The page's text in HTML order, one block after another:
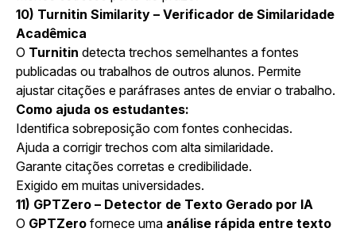
10) Turnitin Similarity – Verificador de Similaridade
Acadêmica
O Turnitin detecta trechos semelhantes a fontes
publicadas ou trabalhos de outros alunos. Permite
ajustar citações e paráfrases antes de enviar o trabalho.
Como ajuda os estudantes:
Identifica sobreposição com fontes conhecidas.
Ajuda a corrigir trechos com alta similaridade.
Garante citações corretas e credibilidade.
Exigido em muitas universidades.
11) GPTZero – Detector de Texto Gerado por IA
O GPTZero fornece uma análise rápida entre texto